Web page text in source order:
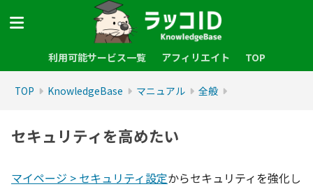
利用可能サービス一覧 アフィリエイト TOP
TOP KnowledgeBase マニュアル 全般
セキュリティを高めたい
マイページ > セキュリティ設定からセキュリティを強化し